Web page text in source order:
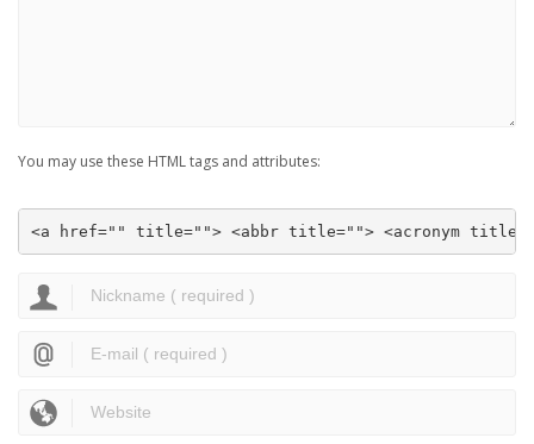
You may use these HTML tags and attributes:
<a href="" title=""> <abbr title=""> <acronym